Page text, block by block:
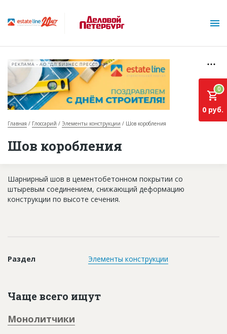
О проекте
База строящихся объектов
Инвестпроекты
Правила работы
Личный кабинет
РЕКЛАМА • АО "ДП БИЗНЕС ПРЕСС"
Главная Глоссарий Элементы конструкции Шов коробления
Шов коробления
0
0 руб.
Шарнирный шов в цементобетонном покрытии со
штыревым соединением, снижающий деформацию
конструкции по высоте сечения.
Раздел Элементы конструкции
Чаще всего ищут
Монолитчики